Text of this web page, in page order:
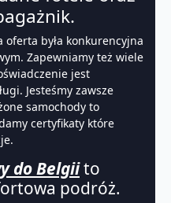
oferta była konkurencyjna
Zapewniamy też wiele
jest
Jesteśmy zawsze
samochody to
certyfikaty które
do Belgiito
podróż.